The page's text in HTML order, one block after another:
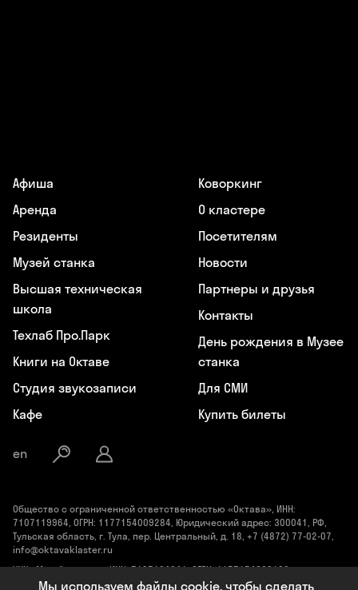
Афиша
Аренда
Резиденты
Музей станка
Высшая техническая
школа
Техлаб Про.Парк
Книги на Октаве
Студия звукозаписи
Кафе
Коворкинг
О кластере
Посетителям
Новости
Партнеры и друзья
Контакты
День рождения в Музее
станка
Для СМИ
Купить билеты
en
Общество с ограниченной ответственностью «Октава», ИНН:
7107119964, ОГРН: 1177154009284, Юридический адрес: 300041, РФ,
Тульская область, г. Тула, пер. Центральный, д. 18, +7 (4872) 77-02-07,
info@oktavaklaster.ru
ЧУК «Музей станка», ИНН: 7107124241, ОГРН: 1177154030162,
Юридический адрес: 300041, Тульская область, г. Тула, пер.
Мы используем файлы cookie, чтобы сделать